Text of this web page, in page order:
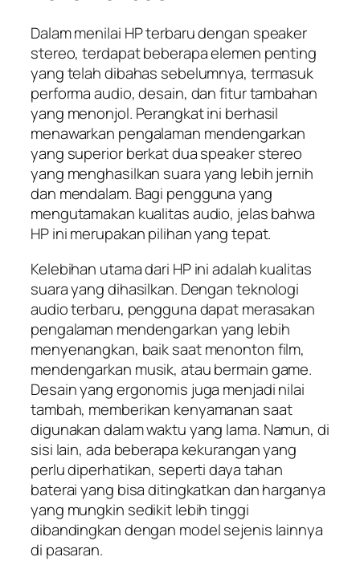
Dalam menilai HP terbaru dengan speaker
stereo, terdapat beberapa elemen penting
yang telah dibahas sebelumnya, termasuk
performa audio, desain, dan fitur tambahan
yang menonjol. Perangkat ini berhasil
menawarkan pengalaman mendengarkan
yang superior berkat dua speaker stereo
yang menghasilkan suara yang lebih jernih
dan mendalam. Bagi pengguna yang
mengutamakan kualitas audio, jelas bahwa
HP ini merupakan pilihan yang tepat.
Kelebihan utama dari HP ini adalah kualitas
suara yang dihasilkan. Dengan teknologi
audio terbaru, pengguna dapat merasakan
pengalaman mendengarkan yang lebih
menyenangkan, baik saat menonton film,
mendengarkan musik, atau bermain game.
Desain yang ergonomis juga menjadi nilai
tambah, memberikan kenyamanan saat
digunakan dalam waktu yang lama. Namun, di
sisi lain, ada beberapa kekurangan yang
perlu diperhatikan, seperti daya tahan
baterai yang bisa ditingkatkan dan harganya
yang mungkin sedikit lebih tinggi
dibandingkan dengan model sejenis lainnya
di pasaran.